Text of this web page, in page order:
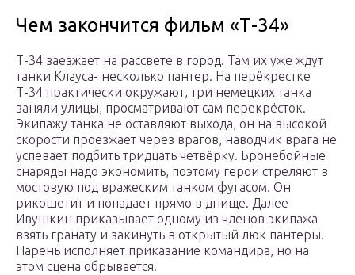
Чем закончится фильм «Т-34»
Т-34 заезжает на рассвете в город. Там их уже ждут
танки Клауса- несколько пантер. На перёкрестке
Т-34 практически окружают, три немецких танка
заняли улицы, просматривают сам перекрёсток.
Экипажу танка не оставляют выхода, он на высокой
скорости проезжает через врагов, наводчик врага не
успевает подбить тридцать четвёрку. Бронебойные
снаряды надо экономить, поэтому герои стреляют в
мостовую под вражеским танком фугасом. Он
рикошетит и попадает прямо в днище. Далее
Ивушкин приказывает одному из членов экипажа
взять гранату и закинуть в открытый люк пантеры.
Парень исполняет приказание командира, но на
этом сцена обрывается.